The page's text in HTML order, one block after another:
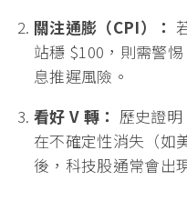
關注通膨（CPI）：
站穩 $100，則需警
息推遲風險。
看好 V 轉： 歷史證明
在不確定性消失（如
後，科技股通常會出